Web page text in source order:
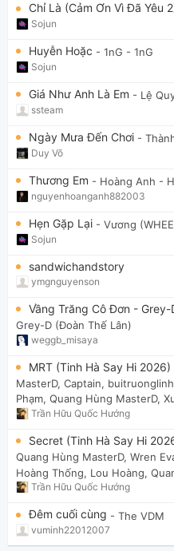
Chỉ Là (Cảm Ơn Vì Đã Yêu
Sojun
Huyễn Hoặc - 1nG - 1nG
Sojun
Giá Như Anh Là Em - Lệ
ssteam
Ngày Mưa Đến Chơi -
Duy Võ
Thương Em - Hoàng Anh -
nguyenhoanganh882003
Hẹn Gặp Lại - Vương
Sojun
sandwichandstory
ymgnguyenson
Vầng Trăng Cô Đơn - Grey-
Grey-D (Đoàn Thế Lân)
weggb_misaya
MRT (Tinh Hà Say Hi 2026)
MasterD, Captain,
Phạm, Quang Hùng MasterD,
Trần Hữu Quốc Hướng
Secret (Tinh Hà Say Hi
Quang Hùng MasterD, Wren
Hoàng Thống, Lou Hoàng,
Trần Hữu Quốc Hướng
Đêm cuối cùng - The VDM
vuminh22012007